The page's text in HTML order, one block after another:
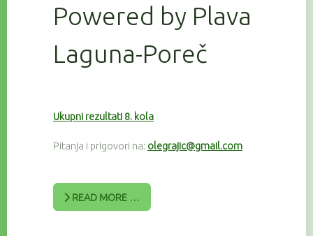
Powered by Plava
Laguna-Poreč
Ukupni rezultati 8. kola
Pitanja i prigovori na: olegrajic@gmail.com
READ MORE …